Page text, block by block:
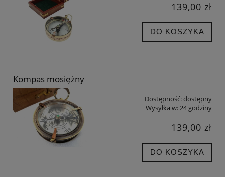
139,00 zł
DO KOSZYKA
Kompas mosiężny
Dostępność:dostępny
Wysyłka w:24 godziny
139,00 zł
DO KOSZYKA